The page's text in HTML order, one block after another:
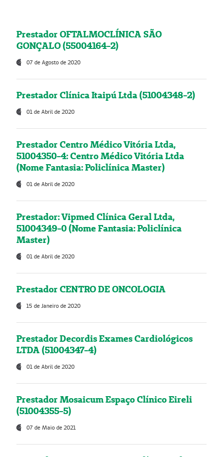
Prestador OFTALMOCLÍNICA SÃO
GONÇALO (55004164-2)
07 de Agosto de 2020
Prestador Clínica Itaipú Ltda (51004348-2)
01 de Abril de 2020
Prestador Centro Médico Vitória Ltda,
51004350-4: Centro Médico Vitória Ltda
(Nome Fantasia: Policlínica Master)
01 de Abril de 2020
Prestador: Vipmed Clínica Geral Ltda,
51004349-0 (Nome Fantasia: Policlínica
Master)
01 de Abril de 2020
Prestador CENTRO DE ONCOLOGIA
15 de Janeiro de 2020
Prestador Decordis Exames Cardiológicos
LTDA (51004347-4)
01 de Abril de 2020
Prestador Mosaicum Espaço Clínico Eireli
(51004355-5)
07 de Maio de 2021